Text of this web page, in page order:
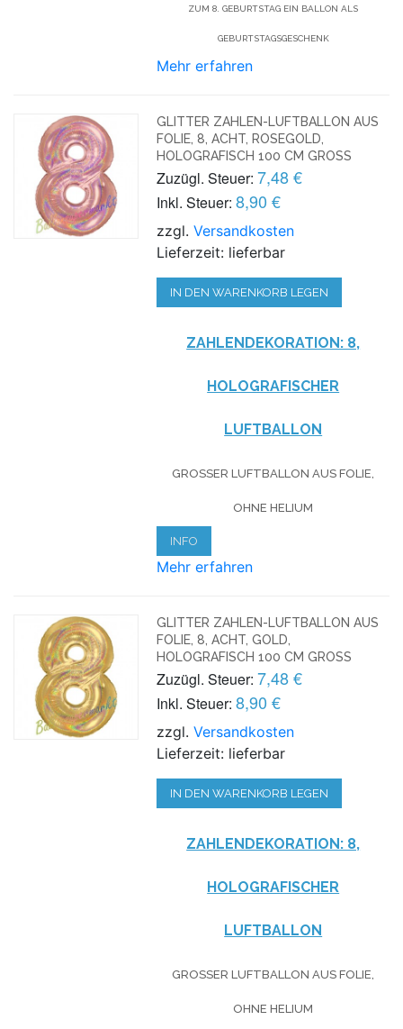
ZUM 8. GEBURTSTAG EIN BALLON ALS
GEBURTSTAGSGESCHENK
Mehr erfahren
GLITTER ZAHLEN-LUFTBALLON AUS
FOLIE, 8, ACHT, ROSEGOLD,
HOLOGRAFISCH 100 CM GROSS
Zuzügl. Steuer: 7,48 €
Inkl. Steuer: 8,90 €
zzgl.Versandkosten
Lieferzeit: lieferbar
IN DEN WARENKORB LEGEN
ZAHLENDEKORATION: 8,
HOLOGRAFISCHER
LUFTBALLON
GROSSER LUFTBALLON AUS FOLIE, O
HNE HELIUM
INFO
Mehr erfahren
GLITTER ZAHLEN-LUFTBALLON AUS
FOLIE, 8, ACHT, GOLD,
HOLOGRAFISCH 100 CM GROSS
Zuzügl. Steuer: 7,48 €
Inkl. Steuer: 8,90 €
zzgl.Versandkosten
Lieferzeit: lieferbar
IN DEN WARENKORB LEGEN
ZAHLENDEKORATION: 8,
HOLOGRAFISCHER
LUFTBALLON
GROSSER LUFTBALLON AUS FOLIE, O
HNE HELIUM